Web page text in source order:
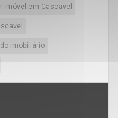
imóvel em Cascavel
imobiliário